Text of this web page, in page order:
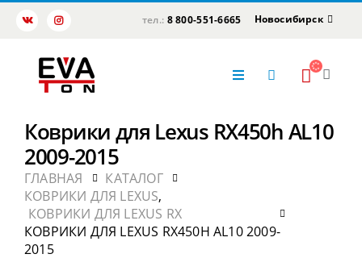
тел.: 8 800-551-6665 Новосибирск
Коврики для Lexus RX450h AL10
2009-2015
ГЛАВНАЯ
КАТАЛОГ
КОВРИКИ ДЛЯ LEXUS,
КОВРИКИ ДЛЯ LEXUS RX
КОВРИКИ ДЛЯ LEXUS RX450H AL10 2009-
2015